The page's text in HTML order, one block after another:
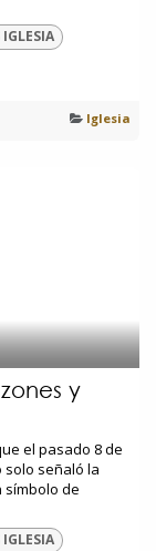
Iglesia
y
el pasado 8 de
solo señaló la
símbolo de